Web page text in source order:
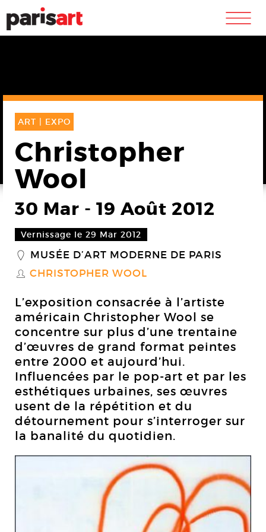
m
ART | EXPO
Christopher
Wool
30 Mar - 19 Août 2012
Vernissage le 29 Mar 2012
_ MUSÉE D’ART MODERNE DE PARIS
S CHRISTOPHER WOOL
L’exposition consacrée à l’artiste
américain Christopher Wool se
concentre sur plus d’une trentaine
d’œuvres de grand format peintes
entre 2000 et aujourd’hui.
Influencées par le pop-art et par les
esthétiques urbaines, ses œuvres
usent de la répétition et du
détournement pour s’interroger sur
la banalité du quotidien.